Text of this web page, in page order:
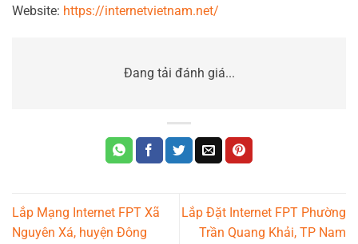
Website: https://internetvietnam.net/
Đang tải đánh giá...
Lắp Mạng Internet FPT Xã
Nguyên Xá, huyện Đông
Lắp Đặt Internet FPT Phường
Trần Quang Khải, TP Nam